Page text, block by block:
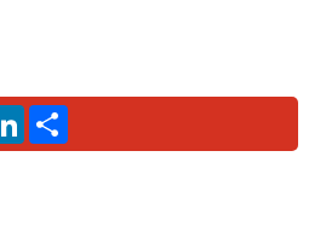
L
n